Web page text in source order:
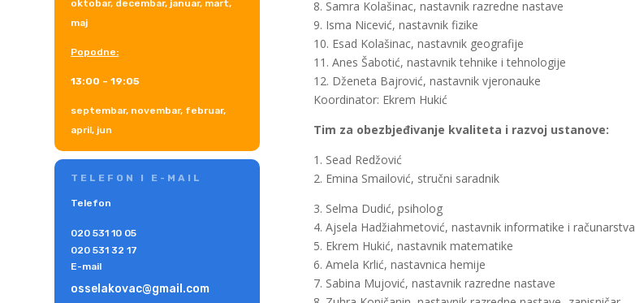
oktobar, decembar, januar, mart,
maj
Popodne:
13:00 – 19:05
septembar, novembar, februar,
april, jun
TELEFON I E-MAIL
Telefon
020 531 10 05
020 531 32 17
E-mail
osselakovac@gmail.com
8. Samra Kolašinac, nastavnik razredne nastave
9. Isma Nicević, nastavnik fizike
10. Esad Kolašinac, nastavnik geografije
11. Anes Šabotić, nastavnik tehnike i tehnologije
12. Dženeta Bajrović, nastavnik vjeronauke
Koordinator: Ekrem Hukić
Tim za obezbjeđivanje kvaliteta i razvoj ustanove:
1. Sead Redžović
2. Emina Smailović, stručni saradnik
3. Selma Dudić, psiholog
4. Ajsela Hadžiahmetović, nastavnik informatike i računarstva
5. Ekrem Hukić, nastavnik matematike
6. Amela Krlić, nastavnica hemije
7. Sabina Mujović, nastavnik razredne nastave